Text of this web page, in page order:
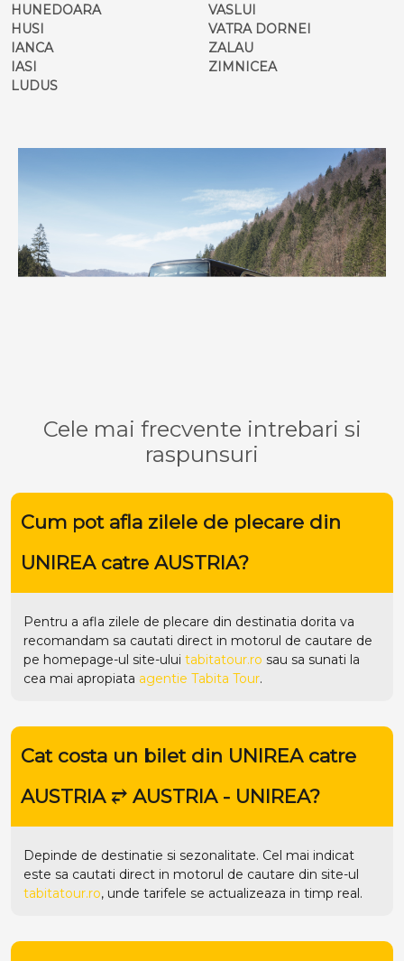
HUNEDOARA
HUSI
IANCA
IASI
LUDUS
VASLUI
VATRA DORNEI
ZALAU
ZIMNICEA
Cele mai frecvente intrebari si
raspunsuri
Cum pot afla zilele de plecare din
UNIREA catre AUSTRIA?
Pentru a afla zilele de plecare din destinatia dorita va
recomandam sa cautati direct in motorul de cautare de
pe homepage-ul site-ului tabitatour.ro sau sa sunati la
cea mai apropiata agentie Tabita Tour.
Cat costa un bilet din UNIREA catre
AUSTRIA ⥂ AUSTRIA - UNIREA?
Depinde de destinatie si sezonalitate. Cel mai indicat
este sa cautati direct in motorul de cautare din site-ul
tabitatour.ro, unde tarifele se actualizeaza in timp real.